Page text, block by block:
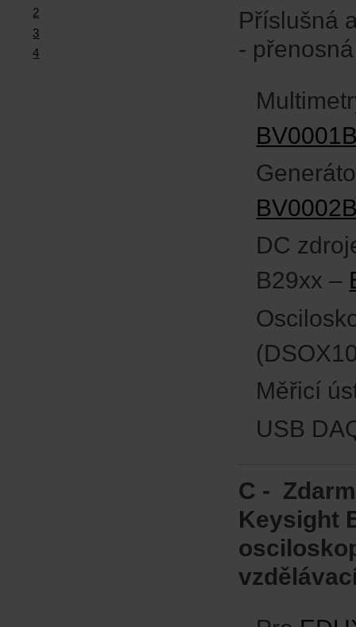
Příslušná
-
DC
B29xx –
Měřicí
USB
C -
Keysight
2
3
4